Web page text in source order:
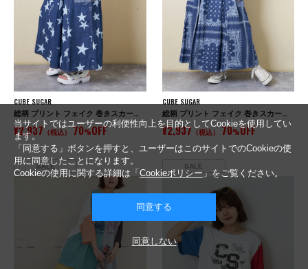
CUBE SUGAR
¥2,937 （税込） 70%OFF
CUBE SUGAR
総柄 プリント フェイク 巻きスカート ( 4.5オンス デニム / ツイル )
¥2,937 （税込） 70%OFF
SALE SALE
当サイトではユーザーの利便性向上を目的としてCookieを使用してい
ます。
「同意する」ボタンを押すと、ユーザーはこのサイトでのCookieの使
用に同意したことになります。
Cookieの使用に関する詳細は「 Cookieポリシー 」をご覧ください。
同意する
同意しない